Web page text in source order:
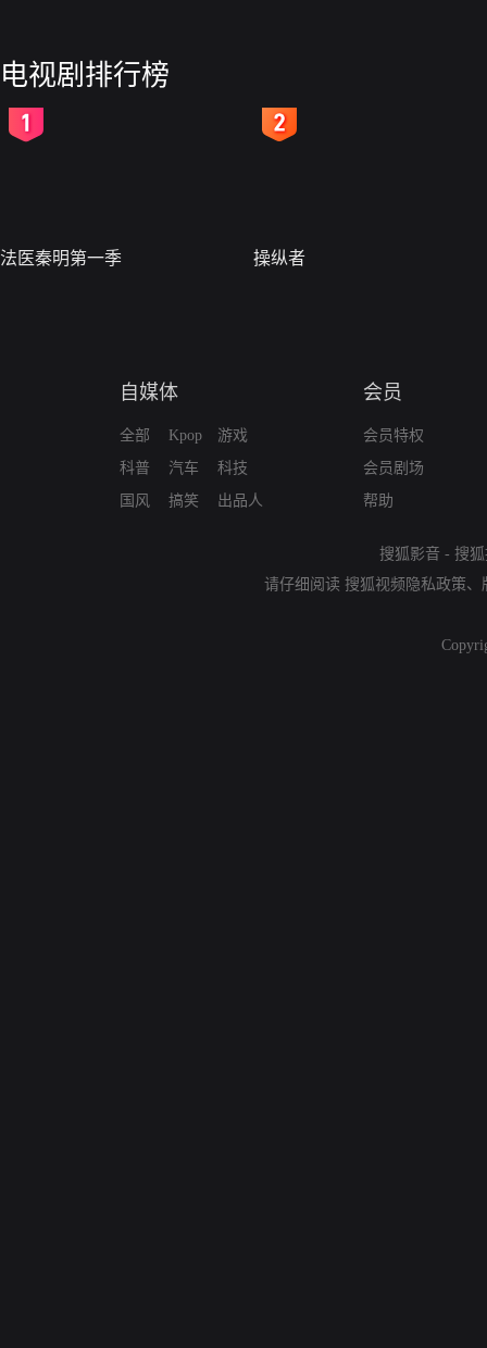
电视剧排行榜
法医秦明第一季 操纵者
自媒体
全部
科普
国风
Kpop
汽车
搞笑
游戏
科技
出品人
会员
会员特权
会员剧场
帮助
搜狐影音 - 搜
请仔细阅读 搜狐视频隐私政策、